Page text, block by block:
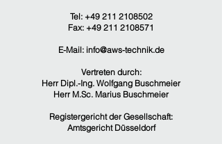
Tel: +49 211 2108502
Fax: +49 211 2108571
E-Mail: info@aws-technik.de
Vertreten durch:
Herr Dipl.-Ing. Wolfgang Buschmeier
Herr M.Sc. Marius Buschmeier
Registergericht der Gesellschaft:
Amtsgericht Düsseldorf